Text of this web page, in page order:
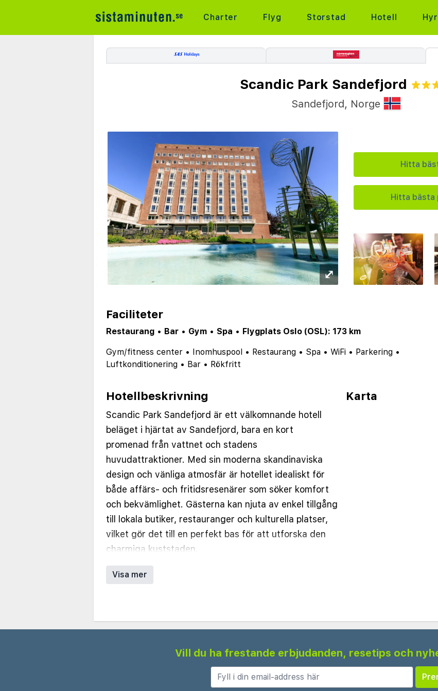
Charter Flyg Storstad Hotell
Scandic Park Sandefjord
Sandefjord, Norge
⤢
Hitta
Hitta
Faciliteter
Restaurang • Bar • Gym • Spa • Flygplats Oslo (OSL): 173 km
Gym/fitness center • Inomhuspool • Restaurang • Spa • WiFi • Parkering •
Luftkonditionering • Bar • Rökfritt
Hotellbeskrivning
Scandic Park Sandefjord är ett välkomnande hotell
beläget i hjärtat av Sandefjord, bara en kort
promenad från vattnet och stadens
huvudattraktioner. Med sin moderna skandinaviska
design och vänliga atmosfär är hotellet idealiskt för
både affärs- och fritidsresenärer som söker komfort
och bekvämlighet. Gästerna kan njuta av enkel tillgång
till lokala butiker, restauranger och kulturella platser,
vilket gör det till en perfekt bas för att utforska den
charmiga kuststaden.
Hotellet erbjuder ett brett utbud av rum, från mysiga
standardalternativ till rymliga familje- och
platt-TV. Många rum har stora fönster som släpper in
mycket naturligt ljus och erbjuder utsikt över staden
eller de lugna hotellträdgårdarna. Tillgängliga rum
finns också för gäster med särskilda behov.
Visa mer
Karta
Vill du ha frestande erbjudanden, resetips och